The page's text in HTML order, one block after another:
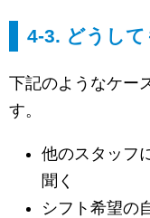
4-3. どうし
下記のようなケー
す。
他のスタッフ
聞く
シフト希望の